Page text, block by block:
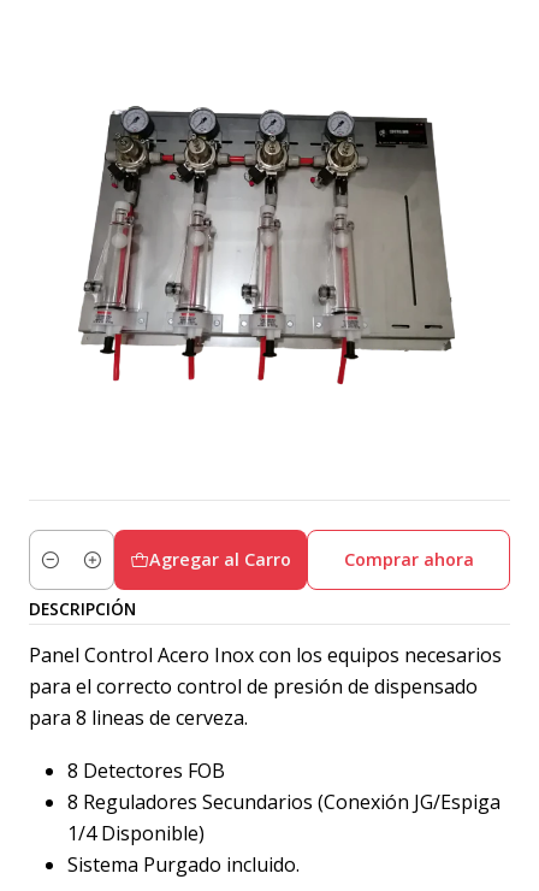
Cantidad
Agregar al Carro Comprar ahora
DESCRIPCIÓN
Panel Control Acero Inox con los equipos necesarios
para el correcto control de presión de dispensado
para 8 lineas de cerveza.
8 Detectores FOB
8 Reguladores Secundarios (Conexión JG/Espiga
1/4 Disponible)
Sistema Purgado incluido.